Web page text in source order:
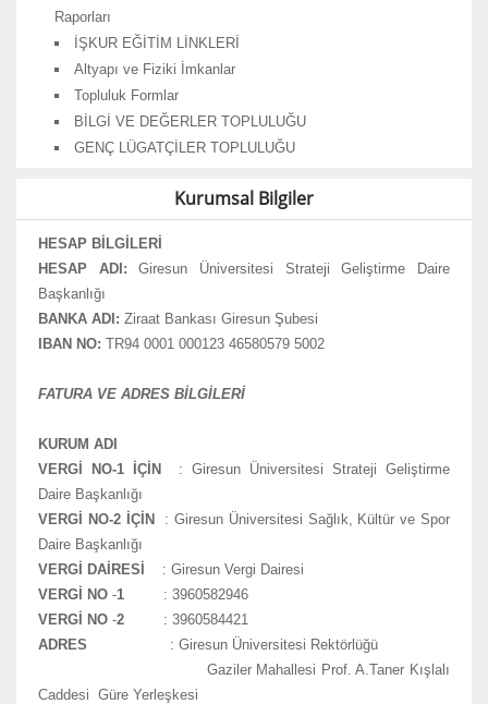
Raporları
İŞKUR EĞİTİM LİNKLERİ
Altyapı ve Fiziki İmkanlar
Topluluk Formlar
BİLGİ VE DEĞERLER TOPLULUĞU
GENÇ LÜGATÇİLER TOPLULUĞU
Kurumsal Bilgiler
HESAP BİLGİLERİ
HESAP ADI: Giresun Üniversitesi Strateji Geliştirme Daire
Başkanlığı
BANKA ADI: Ziraat Bankası Giresun Şubesi
IBAN NO: TR94 0001 000123 46580579 5002
FATURA VE ADRES BİLGİLERİ
KURUM ADI
VERGİ NO-1 İÇİN : Giresun Üniversitesi Strateji Geliştirme
Daire Başkanlığı
VERGİ NO-2 İÇİN
: Giresun Üniversitesi Sağlık, Kültür ve Spor
Daire Başkanlığı
VERGİ DAİRESİ
: Giresun Vergi Dairesi
VERGİ NO -1 : 3960582946
VERGİ NO -2 : 3960584421
ADRES : Giresun Üniversitesi Rektörlüğü
Gaziler Mahallesi Prof. A.Taner Kışlalı
Caddesi Güre Yerleşkesi